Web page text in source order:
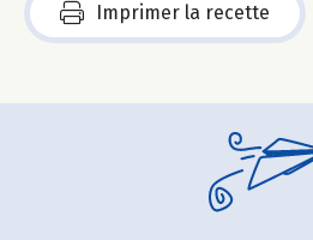
Imprimer la recette